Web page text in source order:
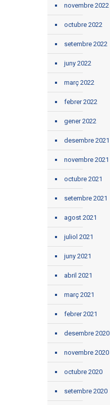
novembre 2022
octubre 2022
setembre 2022
juny 2022
març 2022
febrer 2022
gener 2022
desembre 2021
novembre 2021
octubre 2021
setembre 2021
agost 2021
juliol 2021
juny 2021
abril 2021
març 2021
febrer 2021
desembre 2020
novembre 2020
octubre 2020
setembre 2020